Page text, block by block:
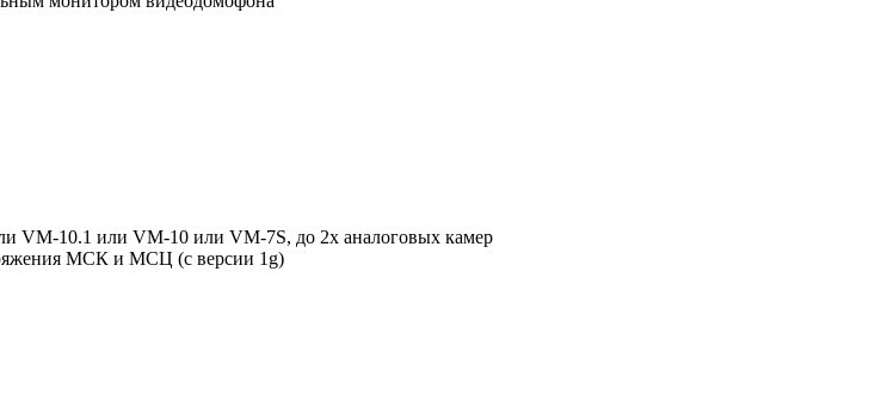
VM-10.1 или VM-10 или VM-7S, до 2х аналоговых камер
МСК и МСЦ (с версии 1g)